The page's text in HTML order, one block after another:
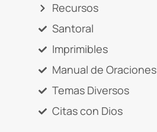
Recursos
Santoral
Imprimibles
Manual de Oraciones
Temas Diversos
Citas con Dios